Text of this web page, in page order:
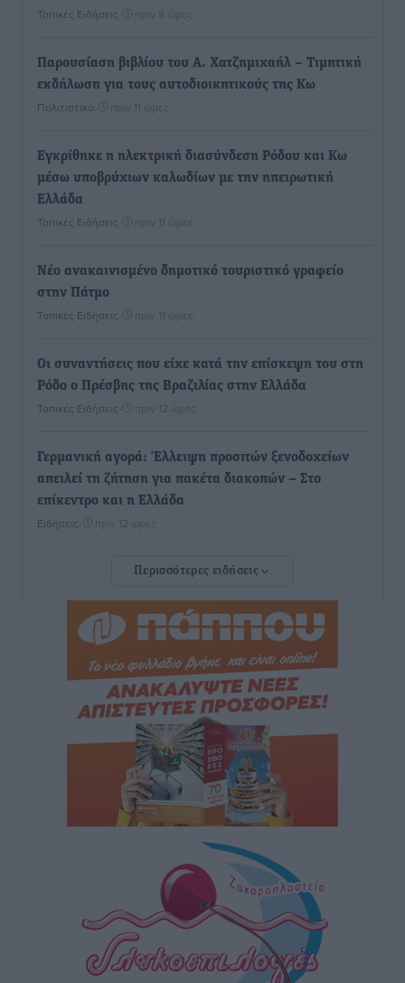
Τοπικές Ειδήσεις πριν 9 ώρες
Παρουσίαση βιβλίου του Α. Χατζημιχαήλ – Τιμητική
εκδήλωση για τους αυτοδιοικητικούς της Κω
Πολιτιστικά πριν 11 ώρες
Εγκρίθηκε η ηλεκτρική διασύνδεση Ρόδου και Κω
μέσω υποβρύχιων καλωδίων με την ηπειρωτική
Ελλάδα
Τοπικές Ειδήσεις πριν 11 ώρες
Νέο ανακαινισμένο δημοτικό τουριστικό γραφείο
στην Πάτμο
Τοπικές Ειδήσεις πριν 11 ώρες
Οι συναντήσεις που είχε κατά την επίσκεψη του στη
Ρόδο ο Πρέσβης της Βραζιλίας στην Ελλάδα
Τοπικές Ειδήσεις πριν 12 ώρες
Γερμανική αγορά: Έλλειψη προσιτών ξενοδοχείων
απειλεί τη ζήτηση για πακέτα διακοπών – Στο
επίκεντρο και η Ελλάδα
Ειδήσεις πριν 12 ώρες
Νέο ξενοδοχείο στη Ρόδο για την H Hotels –
στην Κω
Τοπικές Ειδήσεις• πριν 12 ώρες
Αυτοκίνητο μπήκε παράνομα σε μονόδρομο στο
Μαστιχάρι – Αναποδογύρισε όχημα με μητέρα και
πριν 13 ώρες
“Η Ευρώπη αντιμετώπιζε το προσφυγικό σαν ταινία
τρόμου” – Η συγκλονιστική μαρτυρία της Χαρούλας
Γιασιράνη στον RV για τα γεγονότα που οδήγησαν στο
πριν 13 ώρες
Συναυλία με τον Γιάννη Κότσιρα στις 21 Αυγούστου
Πολιτιστικά• πριν 13 ώρες
Περισσότερες ειδήσεις